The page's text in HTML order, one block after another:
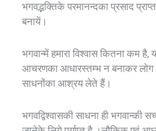
भगवद्भक्तिके परमानन्दका प्रसाद
बनायें।
भगवान्में हमारा विश्वास कितना कम है,
आचरणका आधारस्तम्भ न बनाकर लोग
साधनोंका आश्रय लेते हैं।
भगवद्विश्वासकी साधना ही